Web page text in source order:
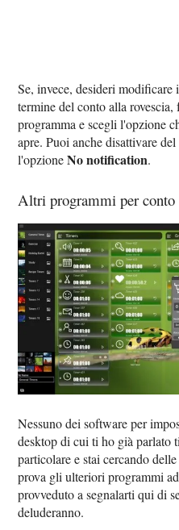
Se, invece, desideri
termine del conto alla
programma e scegli l'opzione
apre. Puoi anche disattivare
l'opzioneNo notification.
Altri programmi per conto
Nessuno dei software per
desktop di cui ti ho già parlato
particolare e stai cercando
prova gli ulteriori programmi
provveduto a segnalarti qui di
deluderanno.